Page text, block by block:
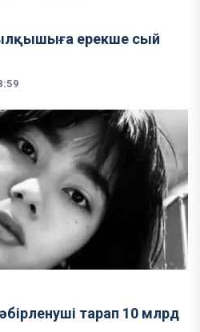
ерекше сый
тарап 10 млрд